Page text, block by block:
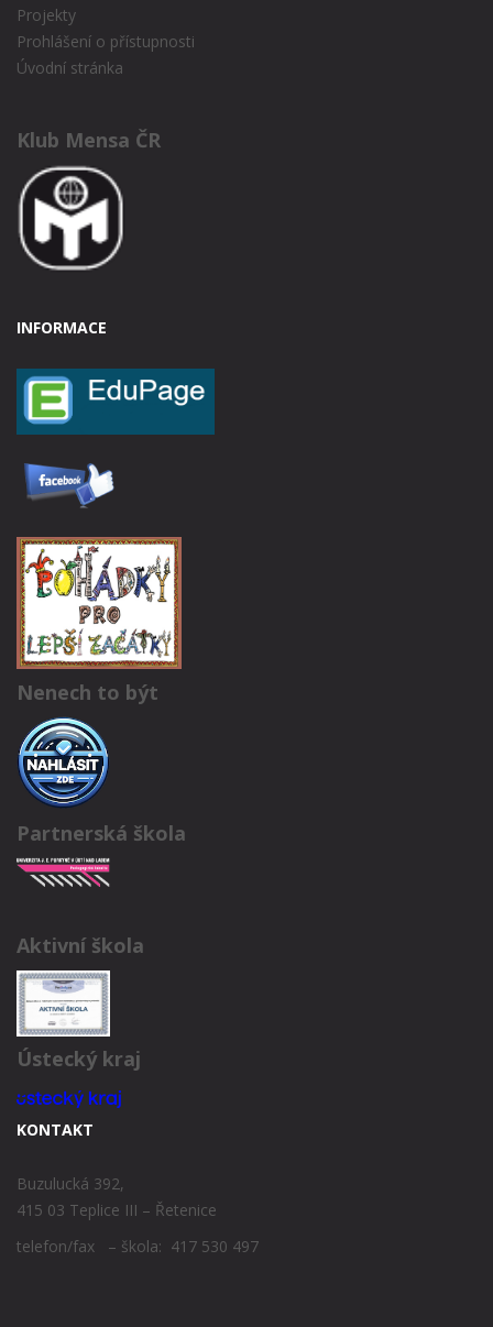
Projekty
Prohlášení o přístupnosti
Úvodní stránka
Klub Mensa ČR
INFORMACE
Nenech to být
Partnerská škola
Aktivní škola
Ústecký kraj
KONTAKT
Buzulucká 392,
415 03 Teplice III – Řetenice
telefon/fax – škola: 417 530 497